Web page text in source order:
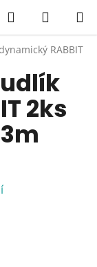
Hledat
KOŠÍK
RABBIT
2ks